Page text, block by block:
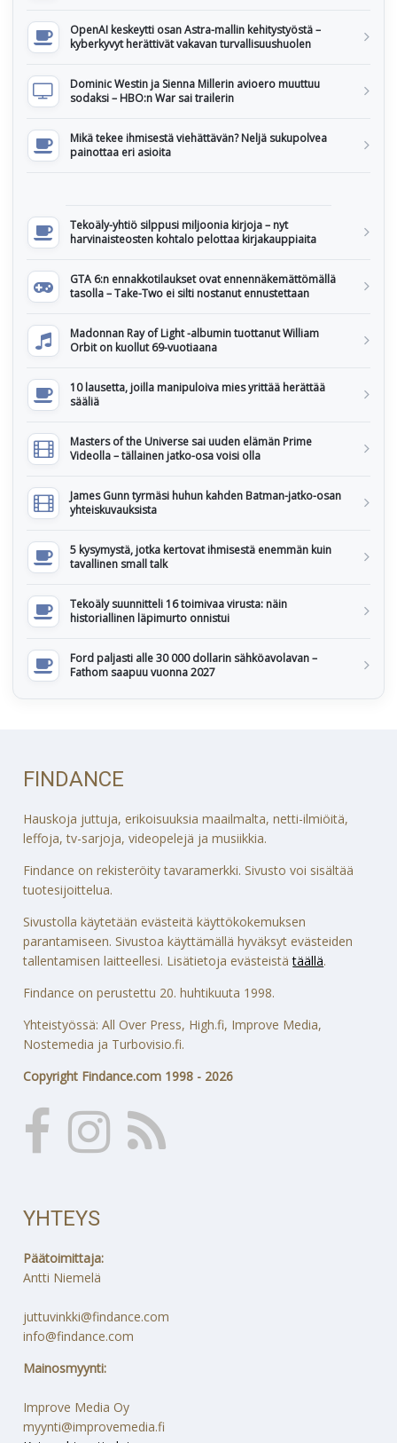
OpenAI keskeytti osan Astra-mallin kehitystyöstä –
kyberkyvyt herättivät vakavan turvallisuushuolen
Dominic Westin ja Sienna Millerin avioero muuttuu
sodaksi – HBO:n War sai trailerin
Mikä tekee ihmisestä viehättävän? Neljä sukupolvea
painottaa eri asioita
Tekoäly-yhtiö silppusi miljoonia kirjoja – nyt
harvinaisteosten kohtalo pelottaa kirjakauppiaita
GTA 6:n ennakkotilaukset ovat ennennäkemättömällä
tasolla – Take-Two ei silti nostanut ennustettaan
Madonnan Ray of Light -albumin tuottanut William
Orbit on kuollut 69-vuotiaana
10 lausetta, joilla manipuloiva mies yrittää herättää
sääliä
Masters of the Universe sai uuden elämän Prime
Videolla – tällainen jatko-osa voisi olla
James Gunn tyrmäsi huhun kahden Batman-jatko-osan
yhteiskuvauksista
5 kysymystä, jotka kertovat ihmisestä enemmän kuin
tavallinen small talk
Tekoäly suunnitteli 16 toimivaa virusta: näin
historiallinen läpimurto onnistui
Ford paljasti alle 30 000 dollarin sähköavolavan –
Fathom saapuu vuonna 2027
FINDANCE
Hauskoja juttuja, erikoisuuksia maailmalta, netti-ilmiöitä,
leffoja, tv-sarjoja, videopelejä ja musiikkia.
Findance on rekisteröity tavaramerkki. Sivusto voi sisältää
tuotesijoittelua.
Sivustolla käytetään evästeitä käyttökokemuksen
parantamiseen. Sivustoa käyttämällä hyväksyt evästeiden
tallentamisen laitteellesi. Lisätietoja evästeistätäällä.
Findance on perustettu 20. huhtikuuta 1998.
Yhteistyössä: All Over Press, High.fi, Improve Media,
Nostemedia ja Turbovisio.fi.
Copyright Findance.com 1998 - 2026
YHTEYS
Päätoimittaja:
Antti Niemelä
juttuvinkki@findance.com
info@findance.com
Mainosmyynti:
Improve Media Oy
myynti@improvemedia.fi